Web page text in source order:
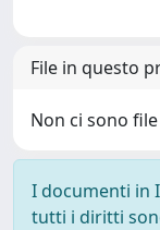
File in questo
Non ci sono
I documenti in
tutti i diritti